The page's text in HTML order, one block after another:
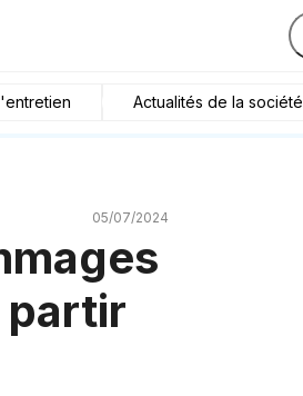
Actualités de la société
05/07/2024
partir